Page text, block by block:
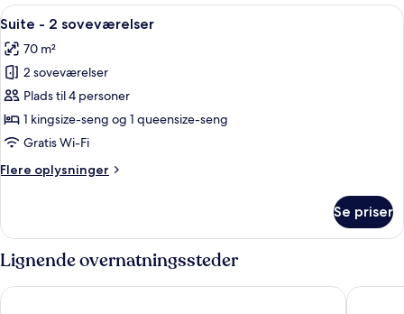
Indlæs
alle
billeder
af
Suite
-
2
En hyggelig stue med sofa,
6
Suite - 2 soveværelser
70 m²
2 soveværelser
Plads til 4 personer
1 kingsize-seng og 1 queensize-seng
Gratis Wi-Fi
Flere oplysninger
Flere
-
soveværelser
Se priser
Lignende overnatningssteder
Hotel San Gregorio Hotel